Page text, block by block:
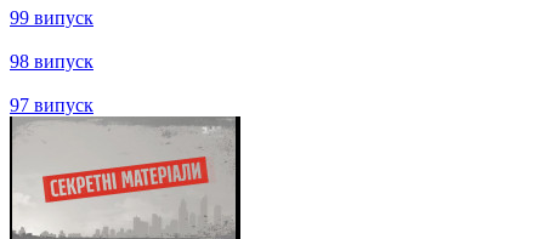
107 випуск